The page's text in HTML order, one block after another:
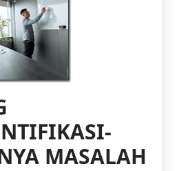
MASALAH